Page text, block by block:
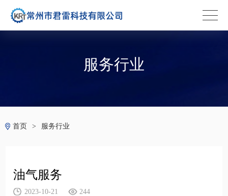
服务行业
首页 > 服务行业
油气服务
2023-10-21 244